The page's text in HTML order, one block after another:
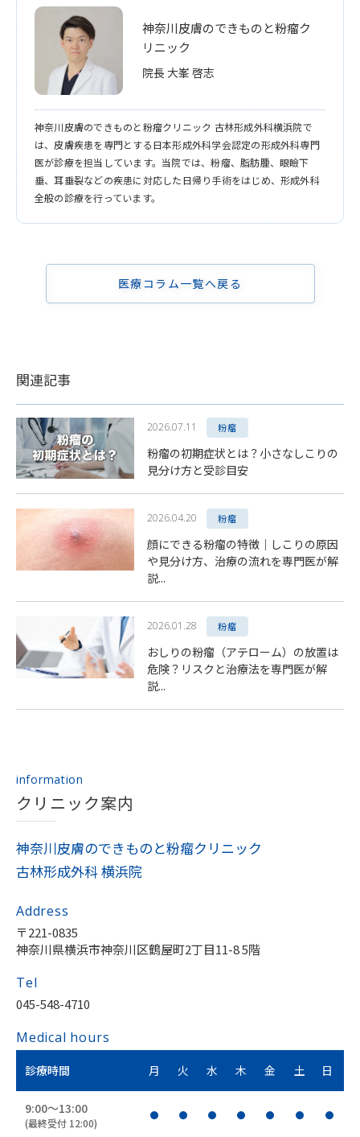
神奈川皮膚のできものと粉瘤ク
リニック
院長 大峯 啓志
神奈川皮膚のできものと粉瘤クリニック 古林形成外科横浜院で
は、皮膚疾患を専門とする日本形成外科学会認定の形成外科専門
医が診療を担当しています。当院では、粉瘤、脂肪腫、眼瞼下
垂、耳垂裂などの疾患に対応した日帰り手術をはじめ、形成外科
全般の診療を行っています。
医療コラム一覧へ戻る
関連記事
2026.07.11 粉瘤
粉瘤の初期症状とは？小さなしこりの
見分け方と受診目安
2026.04.20 粉瘤
顔にできる粉瘤の特徴｜しこりの原因
や見分け方、治療の流れを専門医が解
説...
2026.01.28 粉瘤
おしりの粉瘤（アテローム）の放置は
危険？リスクと治療法を専門医が解
説...
information
クリニック案内
神奈川皮膚のできものと粉瘤クリニック
古林形成外科 横浜院
Address
〒221-0835
神奈川県横浜市神奈川区鶴屋町2丁目11-8 5階
Tel
045-548-4710
Medical hours
診療時間 月 火 水 木 金 土 日
9:00〜13:00
(最終受付 12:00)